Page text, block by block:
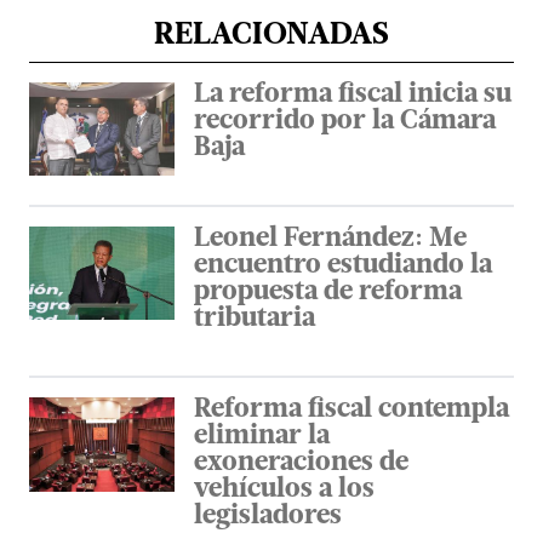
RELACIONADAS
La reforma fiscal inicia su
recorrido por la Cámara
Baja
Leonel Fernández: Me
encuentro estudiando la
propuesta de reforma
tributaria
Reforma fiscal contempla
eliminar la
exoneraciones de
vehículos a los
legisladores